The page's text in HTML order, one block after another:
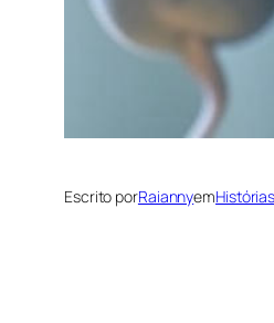
Escrito porRaiannyem